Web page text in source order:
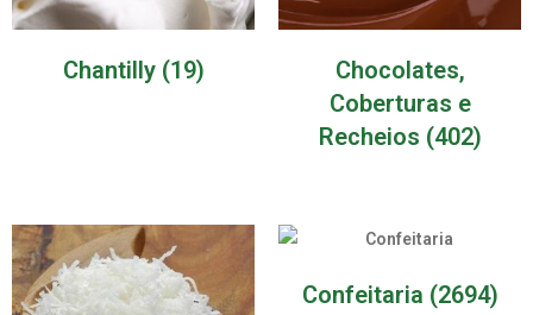
Chantilly (19)
Chocolates,
Coberturas e
Recheios (402)
Confeitaria (2694)